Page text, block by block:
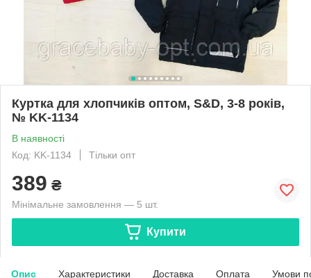
Куртка для хлопчиків оптом, S&D, 3-8 років,
№ KK-1134
В наявності
Код: KK-1134
Тільки опт
389 ₴
Мінімальне замовлення — 5 шт.
Купити
Опис Характеристики Доставка Оплата Умови